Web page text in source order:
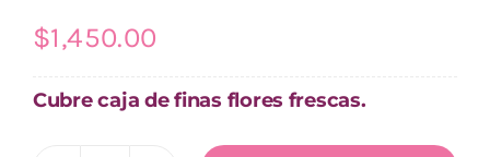
Funebres
$1,450.00
Cubre caja de finas flores frescas.